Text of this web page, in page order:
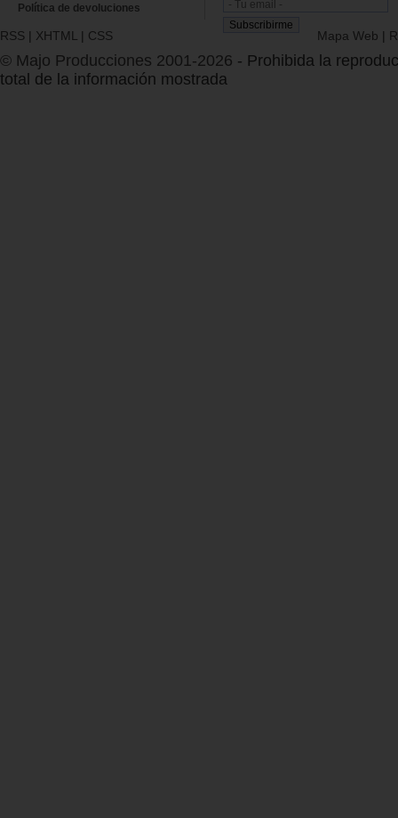
Política de devoluciones
RSS | XHTML | CSS Mapa Web |
© Majo Producciones 2001-2026 - Prohibida la
total de la información mostrada